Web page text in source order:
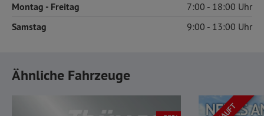
Montag - Freitag 7:00 18:00
Samstag 9:00 13:00
Ähnliche Fahrzeuge